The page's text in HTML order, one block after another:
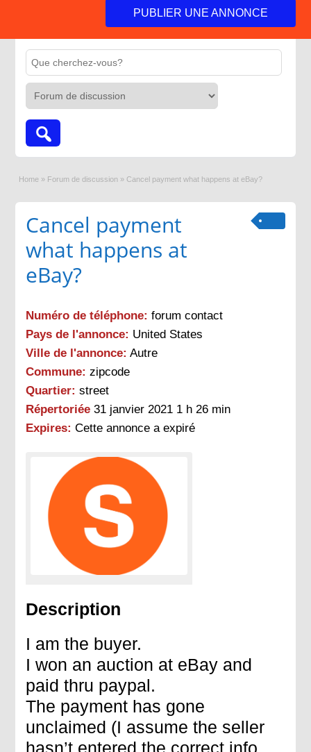
PUBLIER UNE ANNONCE
Home » Forum de discussion » Cancel payment what happens at eBay?
Cancel payment
what happens at
eBay?
Numéro de téléphone: forum contact
Pays de l'annonce: United States
Ville de l'annonce: Autre
Commune: zipcode
Quartier: street
Répertoriée 31 janvier 2021 1 h 26 min
Expires: Cette annonce a expiré
Description
I am the buyer.
I won an auction at eBay and
paid thru paypal.
The payment has gone
unclaimed (I assume the seller
hasn’t entered the correct info